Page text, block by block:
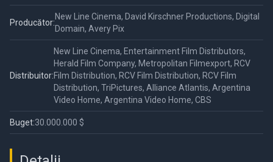
Producător:
New Line Cinema, David Kirschner Productions, Digital
Domain, Avery Pix
Distribuitor:
New Line Cinema, Entertainment Film Distributors,
Herald Film Company, Metropolitan Filmexport, RCV
Film Distribution, RCV Film Distribution, RCV Film
Distribution, TriPictures, Alliance Atlantis, Argentina
Video Home, Argentina Video Home, CBS
Buget:30.000.000 $